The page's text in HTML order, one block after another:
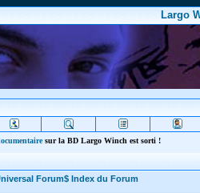
Largo
sur la BD Largo Winch est sorti !
Forum$ Index du Forum